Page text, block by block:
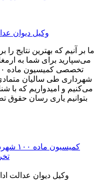
ما بر آنیم که بهترین نتایج
می‌سپارید برای شما به
شهرداری طی سالیان
می‌کنیم و امیدواریم که با
بتوانیم یاری رسان